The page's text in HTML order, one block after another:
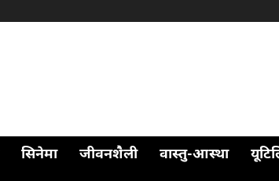
सिनेमा जीवनशैली वास्तु-आस्था